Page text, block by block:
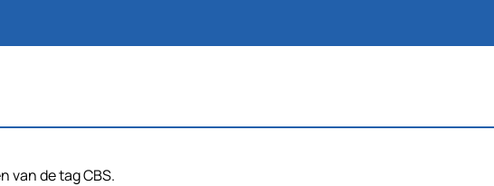
van de tag CBS.